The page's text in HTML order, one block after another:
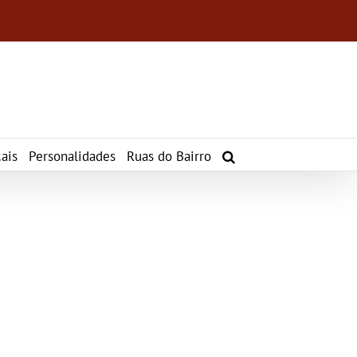
Personalidades Ruas do Bairro